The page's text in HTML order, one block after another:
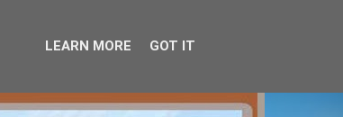
LEARN MORE GOT IT